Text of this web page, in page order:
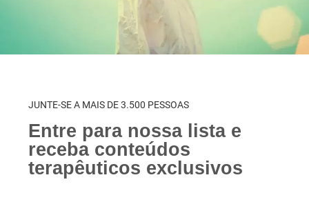
JUNTE-SE A MAIS DE 3.500 PESSOAS
Entre para nossa lista e
receba conteúdos
terapêuticos exclusivos